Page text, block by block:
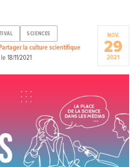
SCIENCES
Partager la culture scientifique
le18/11/2021
NOV.
29
2021